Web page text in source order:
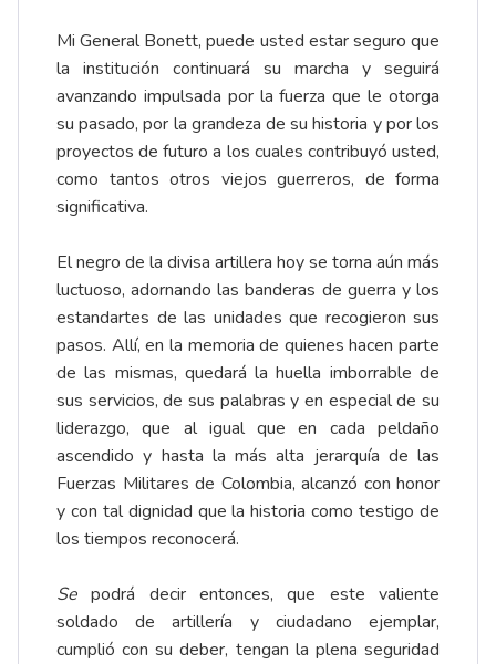
Mi General Bonett, puede usted estar seguro que
la institución continuará su marcha y seguirá
avanzando impulsada por la fuerza que le otorga
su pasado, por la grandeza de su historia y por los
proyectos de futuro a los cuales contribuyó usted,
como tantos otros viejos guerreros, de forma
significativa.
El negro de la divisa artillera hoy se torna aún más
luctuoso, adornando las banderas de guerra y los
estandartes de las unidades que recogieron sus
pasos. Allí, en la memoria de quienes hacen parte
de las mismas, quedará la huella imborrable de
sus servicios, de sus palabras y en especial de su
liderazgo, que al igual que en cada peldaño
ascendido y hasta la más alta jerarquía de las
Fuerzas Militares de Colombia, alcanzó con honor
y con tal dignidad que la historia como testigo de
los tiempos reconocerá.
Se podrá decir entonces, que este valiente
soldado de artillería y ciudadano ejemplar,
cumplió con su deber, tengan la plena seguridad